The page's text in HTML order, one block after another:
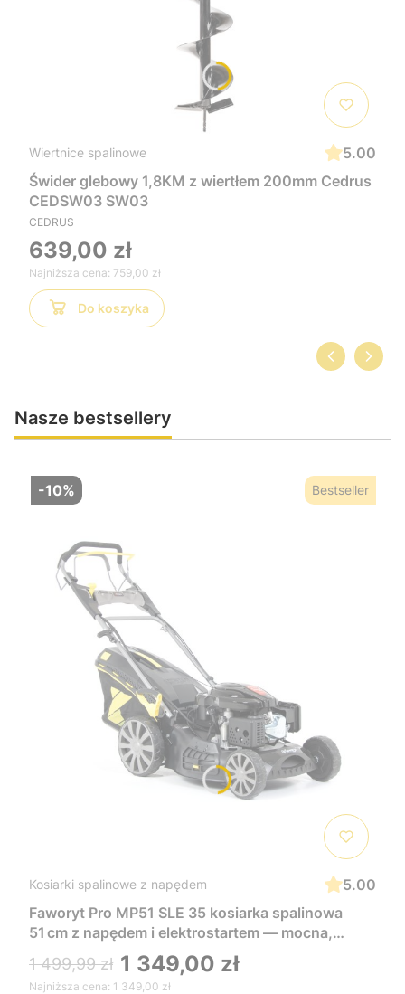
Wiertnice spalinowe
5.00
Świder glebowy 1,8KM z wiertłem 200mm Cedrus
CEDSW03 SW03
CEDRUS
639,00 zł
Najniższa cena: 759,00 zł
Do koszyka
Nasze bestsellery
-10% Bestseller
Kosiarki spalinowe z napędem
5.00
Faworyt Pro MP51 SLE 35 kosiarka spalinowa
51 cm z napędem i elektrostartem — mocna,
wygodna i łatwa w uruchomieniu, idealna do
dużych trawników
1 499,99 zł 1 349,00 zł
Najniższa cena: 1 349,00 zł